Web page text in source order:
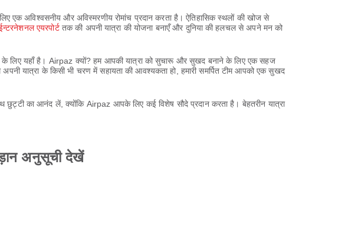
एक अविश्वसनीय और अविस्मरणीय रोमांच प्रदान करता है। ऐतिहासिक स्थलों की खोज से
एयरपोर्टतक की अपनी यात्रा की योजना बनाएँ और दुनिया की हलचल से अपने मन को
लिए यहाँ है। Airpaz क्यों? हम आपकी यात्रा को सुचारू और सुखद बनाने के लिए एक सहज
यात्रा के किसी भी चरण में सहायता की आवश्यकता हो, हमारी समर्पित टीम आपको एक सुखद
का आनंद लें, क्योंकि Airpaz आपके लिए कई विशेष सौदे प्रदान करता है। बेहतरीन यात्रा
अनुसूची देखें